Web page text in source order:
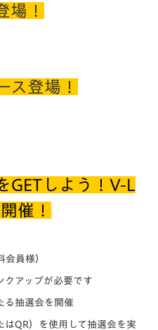
場！
ス登場！
しよう！V-L
催！
員様）
アップが必要です
る抽選会を開催
はQR）を使用して抽選会を実